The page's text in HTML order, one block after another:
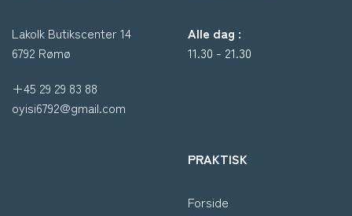
Lakolk Butikscenter 14
6792 Rømø
+45 29 29 83 88
oyisi6792@gmail.com
Alle dag :
11.30 - 21.30
PRAKTISK
Forside